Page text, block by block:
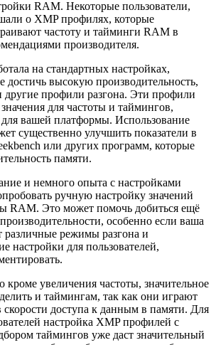
RAM. Некоторые пользователи,
о XMP профилях, которые
частоту и тайминги RAM в
производителя.
на стандартных настройках,
достичь высокую производительность,
другие профили разгона. Эти профили
для частоты и таймингов,
вашей платформы. Использование
существенно улучшить показатели в
или других программ, которые
памяти.
и немного опыта с настройками
ручную настройку значений
RAM. Это может помочь добиться ещё
особенно если ваша
различные режимы разгона и
настройки для пользователей,
кроме увеличения частоты, значительное
и таймингам, так как они играют
скорости доступа к данным в памяти. Для
настройка XMP профилей с
таймингов уже даст значительный